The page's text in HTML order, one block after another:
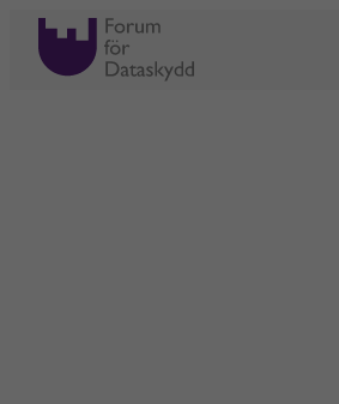
Hoppa
innehåll